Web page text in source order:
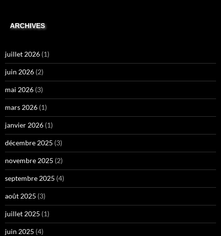
ARCHIVES
juillet 2026 (1)
juin 2026 (2)
mai 2026 (3)
mars 2026 (1)
janvier 2026 (1)
décembre 2025 (3)
novembre 2025 (2)
septembre 2025 (4)
août 2025 (3)
juillet 2025 (1)
juin 2025 (4)